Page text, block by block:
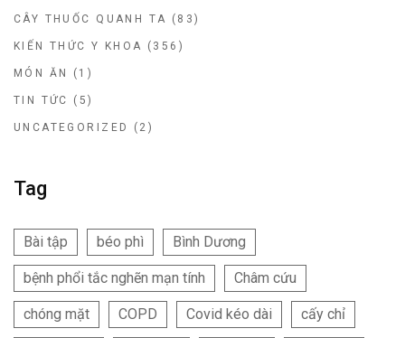
CÂY THUỐC QUANH TA (83)
KIẾN THỨC Y KHOA (356)
MÓN ĂN (1)
TIN TỨC (5)
UNCATEGORIZED (2)
Tag
Bài tập béo phì Bình Dương
bệnh phổi tắc nghẽn mạn tính Châm cứu
chóng mặt COPD Covid kéo dài cấy chỉ